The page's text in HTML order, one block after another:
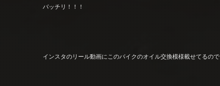
バッチリ！！！
インスタのリール動画にこのバイクのオイル交換模様載せてるので